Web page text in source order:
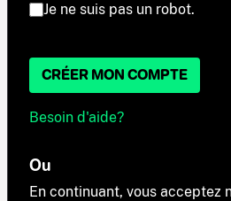
Je ne suis pas un robot.
CRÉER MON COMPTE
Besoin d'aide?
Ou
En continuant, vous acceptez